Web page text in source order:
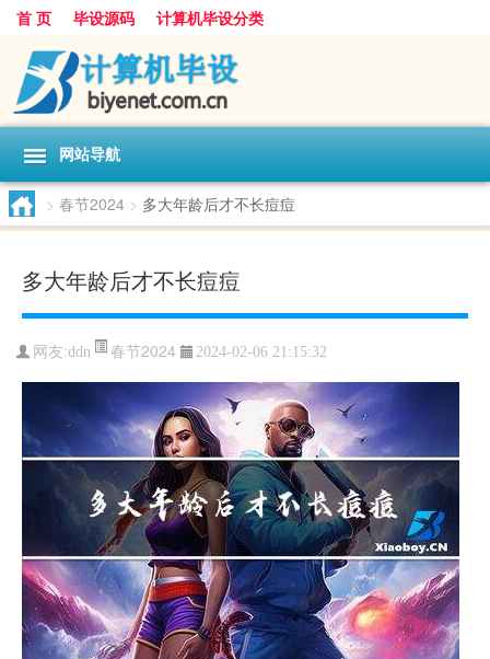
首 页 毕设源码 计算机毕设分类
网站导航
> 春节2024 > 多大年龄后才不长痘痘
多大年龄后才不长痘痘
网友:ddn 春节2024 2024-02-06 21:15:32